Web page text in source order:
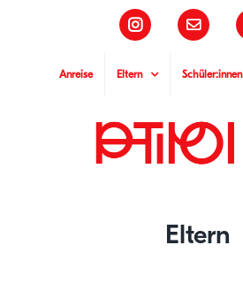
InstagramE-
Mail
Anreise Eltern Schüler:innen
Eltern